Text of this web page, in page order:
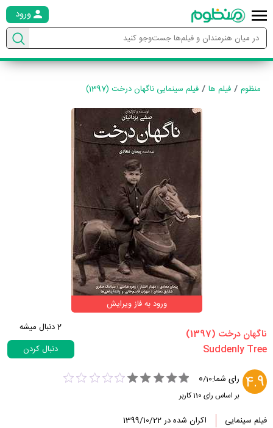
ورود
منظوم فیلم ها فیلم سینمایی ناگهان درخت (1397)
ورود به فاز ویرایش
‏ناگهان درخت‏ (1397)
2دنبال میشه
دنبال کردن
4.9 رای شما: 0/10
بر اساس رای 110کاربر
فیلم سینمایی
اکران شده در 1399/10/22